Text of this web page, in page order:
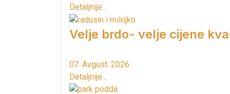
Detaljnije...
Velje brdo- velje cijene
07. Avgust. 2026.
Detaljnije...